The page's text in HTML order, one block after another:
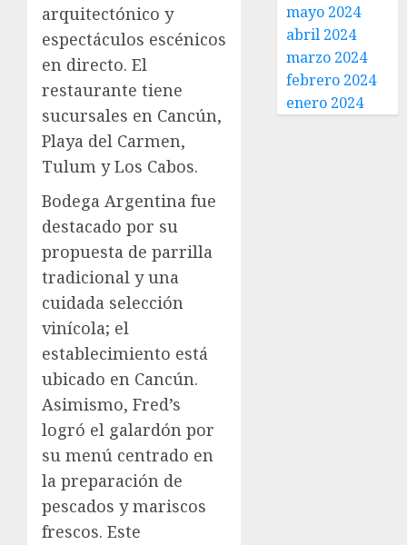
arquitectónico y
espectáculos escénicos
en directo. El
restaurante tiene
sucursales en Cancún,
Playa del Carmen,
Tulum y Los Cabos.
Bodega Argentina fue
destacado por su
propuesta de parrilla
tradicional y una
cuidada selección
vinícola; el
establecimiento está
ubicado en Cancún.
Asimismo, Fred’s
logró el galardón por
su menú centrado en
la preparación de
pescados y mariscos
frescos. Este
mayo 2024
abril 2024
marzo 2024
febrero 2024
enero 2024